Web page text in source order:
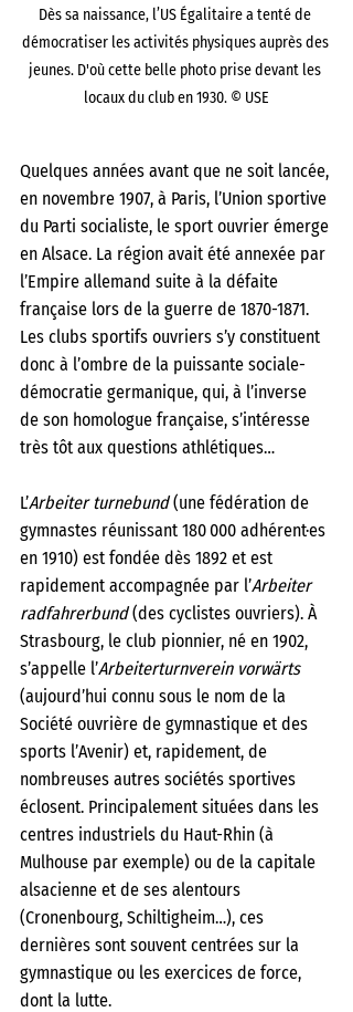
Dès sa naissance, l’US Égalitaire a tenté de
démocratiser les activités physiques auprès des
jeunes. D'où cette belle photo prise devant les
locaux du club en 1930. © USE
Quelques années avant que ne soit lancée,
en novembre 1907, à Paris, l’Union sportive
du Parti socialiste, le sport ouvrier émerge
en Alsace. La région avait été annexée par
l’Empire allemand suite à la défaite
française lors de la guerre de 1870-1871.
Les clubs sportifs ouvriers s’y constituent
donc à l’ombre de la puissante sociale-
démocratie germanique, qui, à l’inverse
de son homologue française, s’intéresse
très tôt aux questions athlétiques…
L’Arbeiter turnebund (une fédération de
gymnastes réunissant 180 000 adhérent·es
en 1910) est fondée dès 1892 et est
rapidement accompagnée par l’Arbeiter
radfahrerbund (des cyclistes ouvriers). À
Strasbourg, le club pionnier, né en 1902,
s’appelle l’Arbeiterturnverein vorwärts
(aujourd’hui connu sous le nom de la
Société ouvrière de gymnastique et des
sports l’Avenir) et, rapidement, de
nombreuses autres sociétés sportives
éclosent. Principalement situées dans les
centres industriels du Haut-Rhin (à
Mulhouse par exemple) ou de la capitale
alsacienne et de ses alentours
(Cronenbourg, Schiltigheim…), ces
dernières sont souvent centrées sur la
gymnastique ou les exercices de force,
dont la lutte.